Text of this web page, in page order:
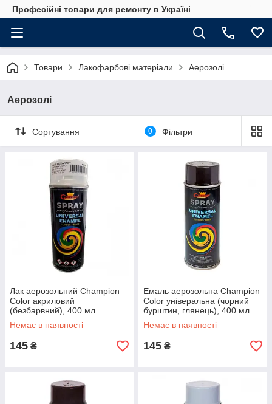
Професійні товари для ремонту в Україні
Товари Лакофарбові матеріали Аерозолі
Аерозолі
Сортування 0 Фільтри
Лак аерозольний Champion
Color акриловий
(безбарвний), 400 мл
Немає в наявності
145 ₴
Емаль аерозольна Champion
Color універальна (чорний
бурштин, глянець), 400 мл
Немає в наявності
145 ₴